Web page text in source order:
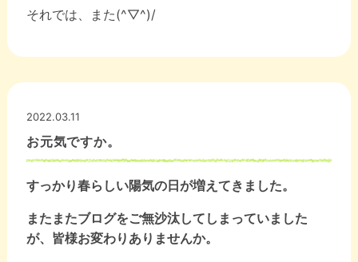
それでは、また(^▽^)/
2022.03.11
お元気ですか。
すっかり春らしい陽気の日が増えてきました。
またまたブログをご無沙汰してしまっていました
が、皆様お変わりありませんか。